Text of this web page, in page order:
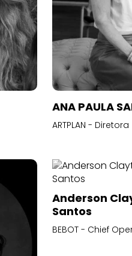
ANA PAULA
ARTPLAN -
Anderson
Santos
BEBOT - Chief